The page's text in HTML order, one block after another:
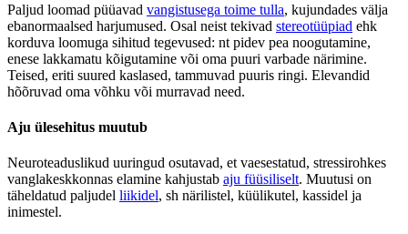
Paljud loomad püüavad vangistusega toime tulla, kujundades välja
ebanormaalsed harjumused. Osal neist tekivad stereotüüpiad ehk
korduva loomuga sihitud tegevused: nt pidev pea noogutamine,
enese lakkamatu kõigutamine või oma puuri varbade närimine.
Teised, eriti suured kaslased, tammuvad puuris ringi. Elevandid
hõõruvad oma võhku või murravad need.
Aju ülesehitus muutub
Neuroteaduslikud uuringud osutavad, et vaesestatud, stressirohkes
vanglakeskkonnas elamine kahjustab aju füüsiliselt. Muutusi on
täheldatud paljudel liikidel, sh närilistel, küülikutel, kassidel ja
inimestel.